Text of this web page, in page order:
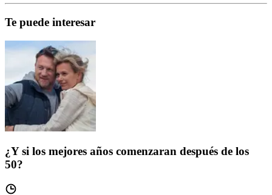
Te puede interesar
¿Y si los mejores años comenzaran después de los
50?